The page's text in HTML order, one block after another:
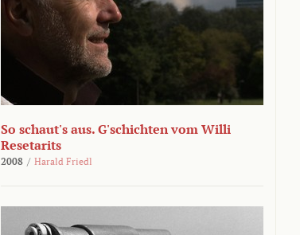
So schaut's aus. G'schichten vom Willi
Resetarits
2008 / Harald Friedl